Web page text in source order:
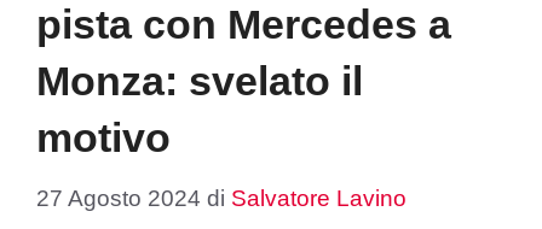
pista con Mercedes a
Monza: svelato il
motivo
27 Agosto 2024 di Salvatore Lavino